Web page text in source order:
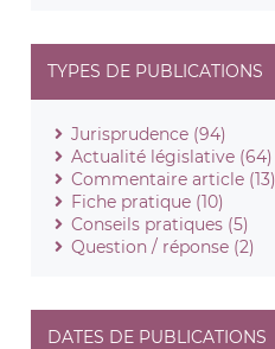
TYPES DE PUBLICATIONS
Jurisprudence (94)
Actualité législative (64)
Commentaire article (13)
Fiche pratique (10)
Conseils pratiques (5)
Question / réponse (2)
DATES DE PUBLICATIONS